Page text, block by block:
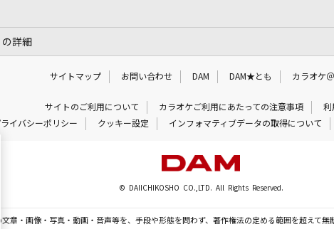
詳細
サイトマップ お問い合わせ DAM DAM★とも カラオケ
サイトのご利用について カラオケご利用にあたっての注意事項
利
ライバシーポリシー クッキー設定 インフォマティブデータの取得について
© DAIICHIKOSHO CO.,LTD. All Rights Reserved.
文章・画像・写真・動画・音声等を、手段や形態を問わず、著作権法の定める範囲を超えて無